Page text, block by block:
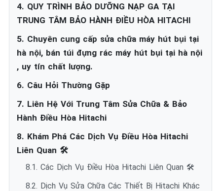
4. QUY TRÌNH BẢO DƯỠNG NẠP GA TẠI
TRUNG TÂM BẢO HÀNH ĐIỀU HÒA HITACHI
5. Chuyên cung cấp sửa chữa máy hút bụi tại
hà nội, bán túi đựng rác máy hút bụi tại hà nội
, uy tín chất lượng.
6. Câu Hỏi Thường Gặp
7. Liên Hệ Với Trung Tâm Sửa Chữa & Bảo
Hành Điều Hòa Hitachi
8. Khám Phá Các Dịch Vụ Điều Hòa Hitachi
Liên Quan 🛠️
8.1. Các Dịch Vụ Điều Hòa Hitachi Liên Quan 🛠️
8.2. Dịch Vụ Sửa Chữa Các Thiết Bị Hitachi Khác